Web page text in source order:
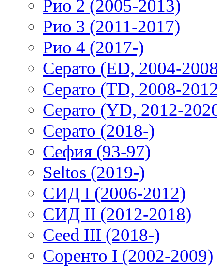
Рио 2 (2005-2013)
Рио 3 (2011-2017)
Рио 4 (2017-)
Серато (ED, 2004-
Серато (TD, 2008-
Серато (YD, 2012-
Серато (2018-)
Сефия (93-97)
Seltos (2019-)
СИД I (2006-2012)
СИД II (2012-2018)
Ceed III (2018-)
Соренто I (2002-2009)